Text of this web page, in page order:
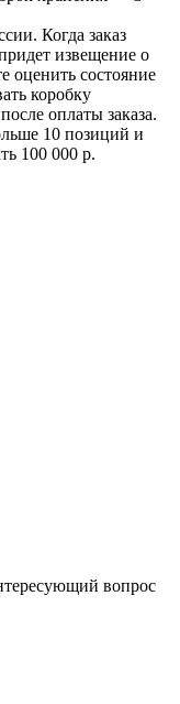
Когда заказ
извещение о
оценить состояние
коробку
оплаты заказа.
10 позиций и
100 000 р.
вопрос